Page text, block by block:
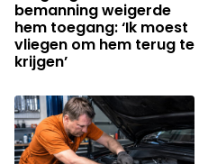
bemanning weigerde
hem toegang: ‘Ik moest
vliegen om hem terug te
krijgen’